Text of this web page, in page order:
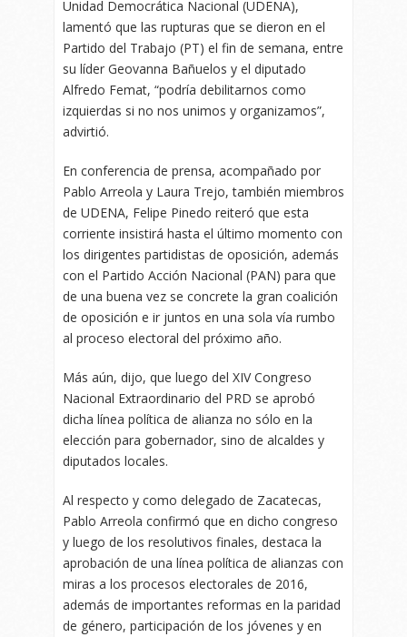
Unidad Democrática Nacional (UDENA),
lamentó que las rupturas que se dieron en el
Partido del Trabajo (PT) el fin de semana, entre
su líder Geovanna Bañuelos y el diputado
Alfredo Femat, “podría debilitarnos como
izquierdas si no nos unimos y organizamos”,
advirtió.
En conferencia de prensa, acompañado por
Pablo Arreola y Laura Trejo, también miembros
de UDENA, Felipe Pinedo reiteró que esta
corriente insistirá hasta el último momento con
los dirigentes partidistas de oposición, además
con el Partido Acción Nacional (PAN) para que
de una buena vez se concrete la gran coalición
de oposición e ir juntos en una sola vía rumbo
al proceso electoral del próximo año.
Más aún, dijo, que luego del XIV Congreso
Nacional Extraordinario del PRD se aprobó
dicha línea política de alianza no sólo en la
elección para gobernador, sino de alcaldes y
diputados locales.
Al respecto y como delegado de Zacatecas,
Pablo Arreola confirmó que en dicho congreso
y luego de los resolutivos finales, destaca la
aprobación de una línea política de alianzas con
miras a los procesos electorales de 2016,
además de importantes reformas en la paridad
de género, participación de los jóvenes y en